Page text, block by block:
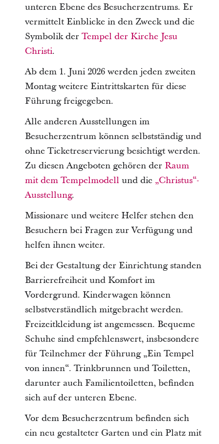
unteren Ebene des Besucherzentrums. Er
vermittelt Einblicke in den Zweck und die
Symbolik der Tempel der Kirche Jesu
Christi.
Ab dem 1. Juni 2026 werden jeden zweiten
Montag weitere Eintrittskarten für diese
Führung freigegeben.
Alle anderen Ausstellungen im
Besucherzentrum können selbstständig und
ohne Ticketreservierung besichtigt werden.
Zu diesen Angeboten gehören der Raum
mit dem Tempelmodell und die „Christus“-
Ausstellung.
Missionare und weitere Helfer stehen den
Besuchern bei Fragen zur Verfügung und
helfen ihnen weiter.
Bei der Gestaltung der Einrichtung standen
Barrierefreiheit und Komfort im
Vordergrund. Kinderwagen können
selbstverständlich mitgebracht werden.
Freizeitkleidung ist angemessen. Bequeme
Schuhe sind empfehlenswert, insbesondere
für Teilnehmer der Führung „Ein Tempel
von innen“. Trinkbrunnen und Toiletten,
darunter auch Familientoiletten, befinden
sich auf der unteren Ebene.
Vor dem Besucherzentrum befinden sich
ein neu gestalteter Garten und ein Platz mit